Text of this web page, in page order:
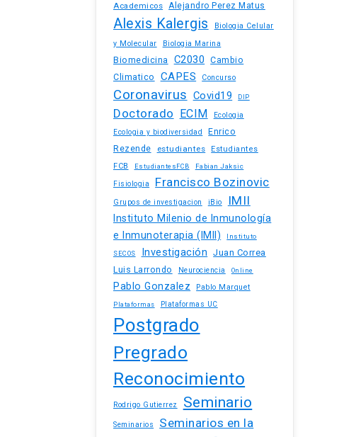
Academicos Alejandro Perez Matus
Alexis Kalergis
Biologia Celular
y Molecular
Biologia Marina
Biomedicina C2030
Cambio
Climatico
CAPES Concurso
Coronavirus Covid19 DIP
Doctorado ECIM Ecologia
Ecologia y biodiversidad
Enrico
Rezende
estudiantes
Estudiantes
FCB
EstudiantesFCB Fabian Jaksic
Fisiologia Francisco Bozinovic
Grupos de investigacion iBio IMII
Instituto Milenio de Inmunología
e Inmunoterapia (IMII)
Instituto
SECOS Investigación
Juan Correa
Luis Larrondo
Neurociencia Online
Pablo Gonzalez Pablo Marquet
Plataformas Plataformas UC
Postgrado
Pregrado
Reconocimiento
Rodrigo Gutierrez Seminario
Seminarios
Seminarios en la